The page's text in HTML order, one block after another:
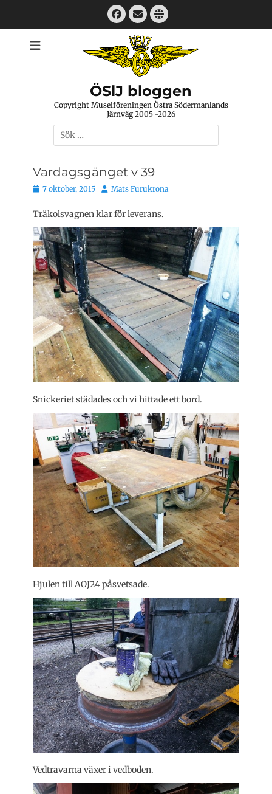
Facebook
E-
mail
Webbplats
ÖSlJ bloggen
Copyright Museiföreningen Östra Södermanlands
Järnväg 2005 -2026
Sök
efter:
Vardagsgänget v 39
Publicerat
7 oktober, 2015 Författare
Mats Furukrona
Träkolsvagnen klar för leverans.
Snickeriet städades och vi hittade ett bord.
Hjulen till AOJ24 påsvetsade.
Vedtravarna växer i vedboden.